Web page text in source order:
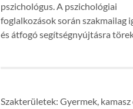
pszichológus. A pszichológiai
foglalkozások során szakmailag
és átfogó segítségnyújtásra
Szakterületek: Gyermek, kamasz